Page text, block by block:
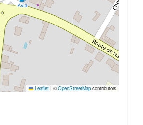
Leaflet | ©OpenStreetMap contributors